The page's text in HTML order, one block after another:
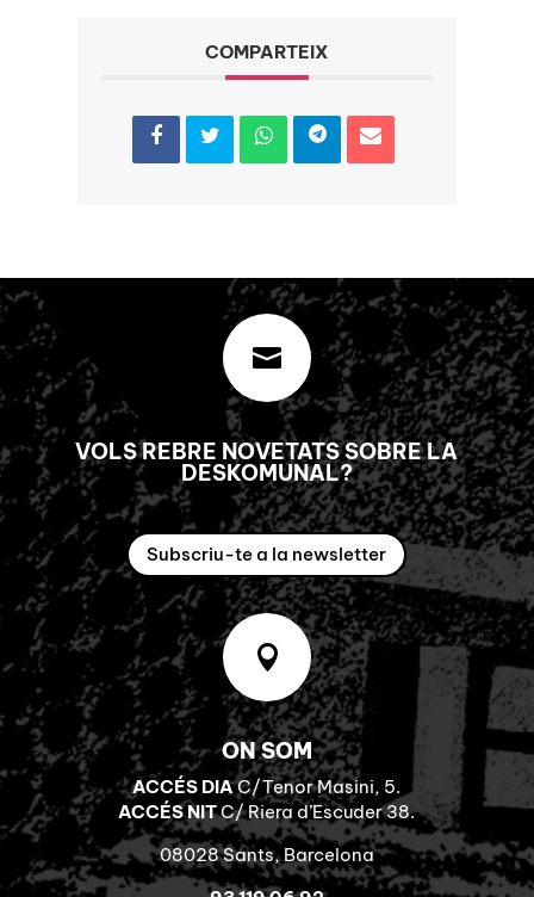
COMPARTEIX

VOLS REBRE NOVETATS SOBRE LA
DESKOMUNAL?
Subscriu-te a la newsletter

ON SOM
ACCÉS DIAC/Tenor Masini, 5.
ACCÉS NITC/ Riera d’Escuder 38.
08028 Sants, Barcelona